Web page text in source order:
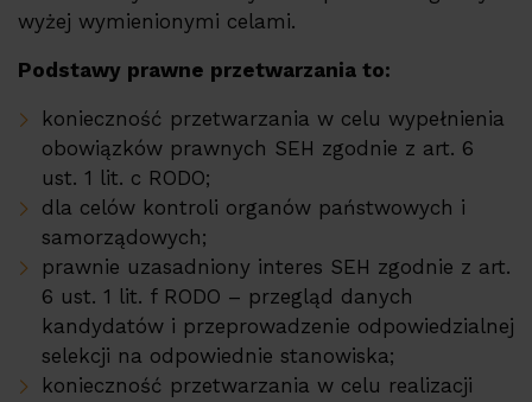
wyżej wymienionymi celami.
Podstawy prawne przetwarzania to:
konieczność przetwarzania w celu wypełnienia
obowiązków prawnych SEH zgodnie z art. 6
ust. 1 lit. c RODO;
dla celów kontroli organów państwowych i
samorządowych;
prawnie uzasadniony interes SEH zgodnie z art.
6 ust. 1 lit. f RODO – przegląd danych
kandydatów i przeprowadzenie odpowiedzialnej
selekcji na odpowiednie stanowiska;
konieczność przetwarzania w celu realizacji